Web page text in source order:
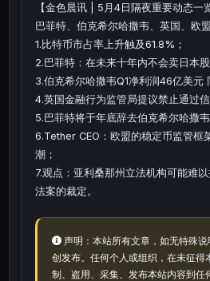
【金色晨讯 | 5月4日隔夜重要动态一
巴菲特、伯克希尔哈撒韦、英国、欧盟
1.比特币市占率上升触及61.8%；
2.巴菲特：在未来十年内不会卖日本股
3.伯克希尔哈撒韦Q1净利润46亿美元
4.英国金融行为监管局提议禁止通过
5.巴菲特将于年底辞去伯克希尔哈撒
6.Tether CEO：欧盟的稳定币监管框
潮；
7.观点：亚利桑那州立法机构可能难
法案的裁定。
声明：本站所有文章，如无特殊
创发布。任何个人或组织，在未征得
制、盗用、采集、发布本站内容到任